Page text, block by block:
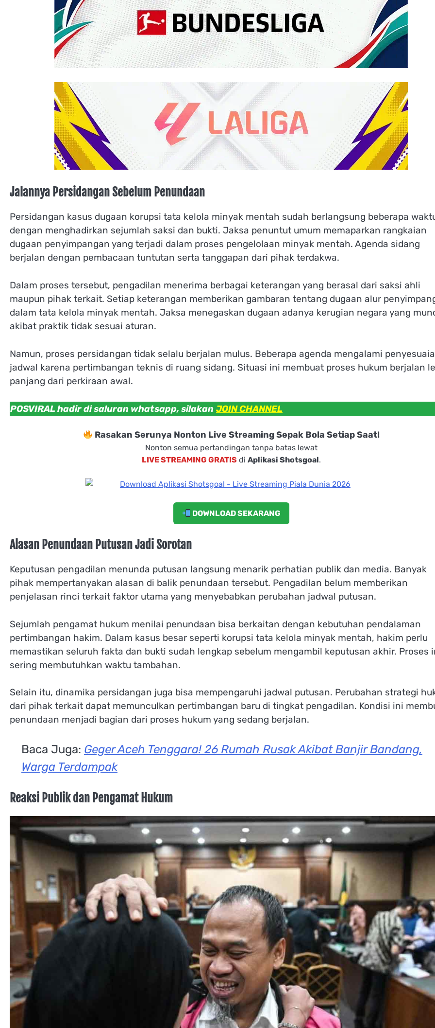
Jalannya Persidangan Sebelum Penundaan
Persidangan kasus dugaan korupsi tata kelola minyak mentah sudah berlangsung beberapa
dengan menghadirkan sejumlah saksi dan bukti. Jaksa penuntut umum memaparkan rangkaian
dugaan penyimpangan yang terjadi dalam proses pengelolaan minyak mentah. Agenda sidang
berjalan dengan pembacaan tuntutan serta tanggapan dari pihak terdakwa.
Dalam proses tersebut, pengadilan menerima berbagai keterangan yang berasal dari saksi ahli
maupun pihak terkait. Setiap keterangan memberikan gambaran tentang dugaan alur
dalam tata kelola minyak mentah. Jaksa menegaskan dugaan adanya kerugian negara yang
akibat praktik tidak sesuai aturan.
Namun, proses persidangan tidak selalu berjalan mulus. Beberapa agenda mengalami
jadwal karena pertimbangan teknis di ruang sidang. Situasi ini membuat proses hukum berjalan
panjang dari perkiraan awal.
POSVIRAL hadir di saluran whatsapp, silakan JOIN CHANNEL
Rasakan Serunya Nonton Live Streaming Sepak Bola Setiap Saat!
Nonton semua pertandingan tanpa batas lewat
LIVE STREAMING GRATIS di Aplikasi Shotsgoal.
DOWNLOAD SEKARANG
Alasan Penundaan Putusan Jadi Sorotan
Keputusan pengadilan menunda putusan langsung menarik perhatian publik dan media. Banyak
pihak mempertanyakan alasan di balik penundaan tersebut. Pengadilan belum memberikan
penjelasan rinci terkait faktor utama yang menyebabkan perubahan jadwal putusan.
Sejumlah pengamat hukum menilai penundaan bisa berkaitan dengan kebutuhan pendalaman
pertimbangan hakim. Dalam kasus besar seperti korupsi tata kelola minyak mentah, hakim perlu
memastikan seluruh fakta dan bukti sudah lengkap sebelum mengambil keputusan akhir. Proses
sering membutuhkan waktu tambahan.
Selain itu, dinamika persidangan juga bisa mempengaruhi jadwal putusan. Perubahan strategi
dari pihak terkait dapat memunculkan pertimbangan baru di tingkat pengadilan. Kondisi ini
penundaan menjadi bagian dari proses hukum yang sedang berjalan.
Baca Juga: Geger Aceh Tenggara! 26 Rumah Rusak Akibat Banjir Bandang,
Warga Terdampak
Reaksi Publik dan Pengamat Hukum